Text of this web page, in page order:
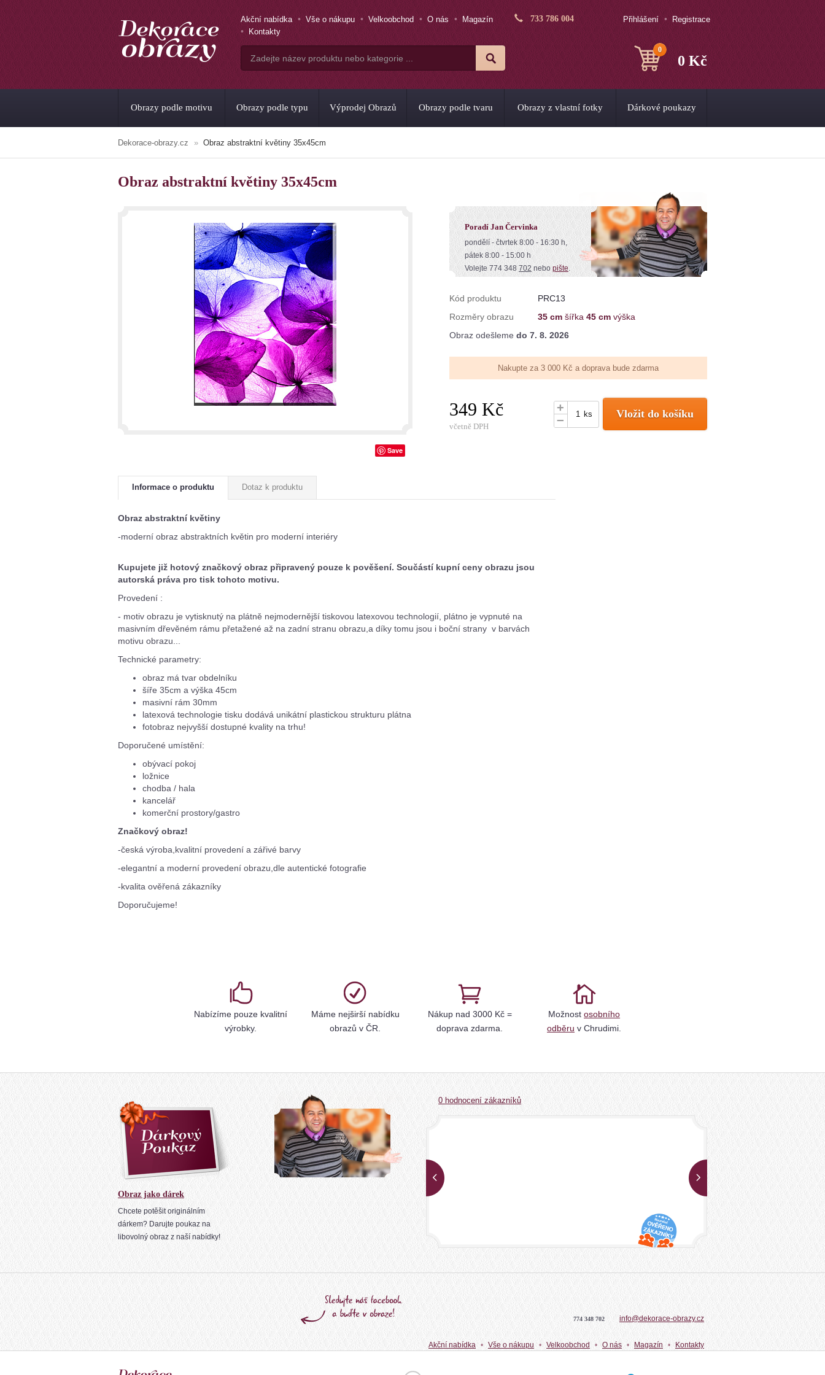
Akční nabídka Vše o nákupu Velkoobchod O nás
Magazín
Kontakty
733 786 004 Přihlášení Registrace
0 Kč
0
Obrazy podle motivu Obrazy podle typu Výprodej Obrazů Obrazy podle tvaru Obrazy z vlastní fotky Dárkové poukazy
Dekorace-obrazy.cz Obraz abstraktní květiny 35x45cm
Obraz abstraktní květiny 35x45cm
Save
Poradí Jan Červinka
pondělí - čtvrtek 8:00 - 16:30 h,
pátek 8:00 - 15:00 h
Volejte 774 348 702 nebo pište.
Kód produktu
PRC13
Rozměry obrazu
35 cm šířka 45 cm výška
Obraz odešleme do 7. 8. 2026
Nakupte za 3 000 Kč a doprava bude zdarma
349 Kč
včetně DPH
+
– ks Vložit do košíku
Informace o produktu Dotaz k produktu
Obraz abstraktní květiny
-moderní obraz abstraktních květin pro moderní interiéry
Kupujete již hotový značkový obraz připravený pouze k pověšení. Součástí kupní ceny obrazu jsou
autorská práva pro tisk tohoto motivu.
Provedení :
- motiv obrazu je vytisknutý na plátně nejmodernější tiskovou latexovou technologií, plátno je vypnuté na
masivním dřevěném rámu přetažené až na zadní stranu obrazu,a díky tomu jsou i boční strany v barvách
motivu obrazu...
Technické parametry:
obraz má tvar obdelníku
šíře 35cm a výška 45cm
masivní rám 30mm
latexová technologie tisku dodává unikátní plastickou strukturu plátna
fotobraz nejvyšší dostupné kvality na trhu!
Doporučené umístění:
obývací pokoj
ložnice
chodba / hala
kancelář
komerční prostory/gastro
Značkový obraz!
-česká výroba,kvalitní provedení a zářivé barvy
-elegantní a moderní provedení obrazu,dle autentické fotografie
-kvalita ověřená zákazníky
Doporučujeme!
Nabízíme pouze kvalitní
výrobky.
Máme nejširší nabídku
obrazů v ČR.
Nákup nad 3000 Kč =
doprava zdarma.
Možnostosobního
odběru v Chrudimi.
Obraz jako dárek
Chcete potěšit originálním
dárkem? Darujte poukaz na
libovolný obraz z naší nabídky!
0 hodnocení zákazníků
774 348 702 info@dekorace-obrazy.cz
Akční nabídka Vše o nákupu Velkoobchod O nás Magazín Kontakty